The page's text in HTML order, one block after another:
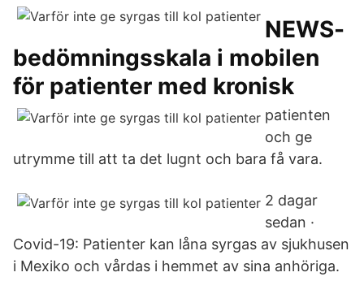
NEWS-
bedömningsskala i mobilen
för patienter med kronisk
patienten
och ge
utrymme till att ta det lugnt och bara få vara.
2 dagar
sedan ·
Covid-19: Patienter kan låna syrgas av sjukhusen
i Mexiko och vårdas i hemmet av sina anhöriga.